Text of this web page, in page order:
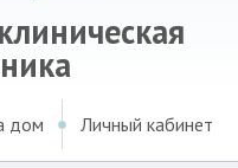
дом Личный кабинет